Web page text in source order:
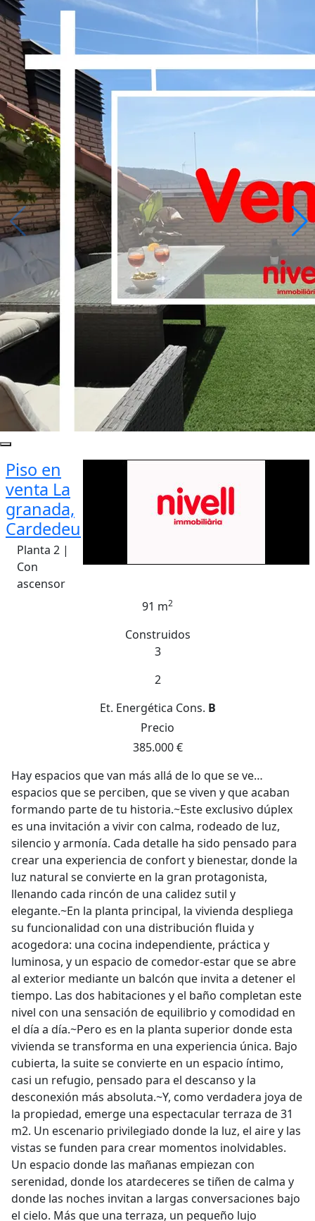
Piso en
venta La
granada,
Cardedeu
Planta 2 |
Con
ascensor
91 m2
Construidos
3
2
Et. Energética Cons. B
Precio
385.000 €
Hay espacios que van más allá de lo que se ve…
espacios que se perciben, que se viven y que acaban
formando parte de tu historia.~Este exclusivo dúplex
es una invitación a vivir con calma, rodeado de luz,
silencio y armonía. Cada detalle ha sido pensado para
crear una experiencia de confort y bienestar, donde la
luz natural se convierte en la gran protagonista,
llenando cada rincón de una calidez sutil y
elegante.~En la planta principal, la vivienda despliega
su funcionalidad con una distribución fluida y
acogedora: una cocina independiente, práctica y
luminosa, y un espacio de comedor-estar que se abre
al exterior mediante un balcón que invita a detener el
tiempo. Las dos habitaciones y el baño completan este
nivel con una sensación de equilibrio y comodidad en
el día a día.~Pero es en la planta superior donde esta
vivienda se transforma en una experiencia única. Bajo
cubierta, la suite se convierte en un espacio íntimo,
casi un refugio, pensado para el descanso y la
desconexión más absoluta.~Y, como verdadera joya de
la propiedad, emerge una espectacular terraza de 31
m2. Un escenario privilegiado donde la luz, el aire y las
vistas se funden para crear momentos inolvidables.
Un espacio donde las mañanas empiezan con
serenidad, donde los atardeceres se tiñen de calma y
donde las noches invitan a largas conversaciones bajo
el cielo. Más que una terraza, un pequeño lujo